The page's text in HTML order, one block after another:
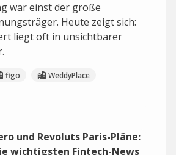
war einst der große
Heute zeigt sich:
liegt oft in unsichtbarer
figo
WeddyPlace